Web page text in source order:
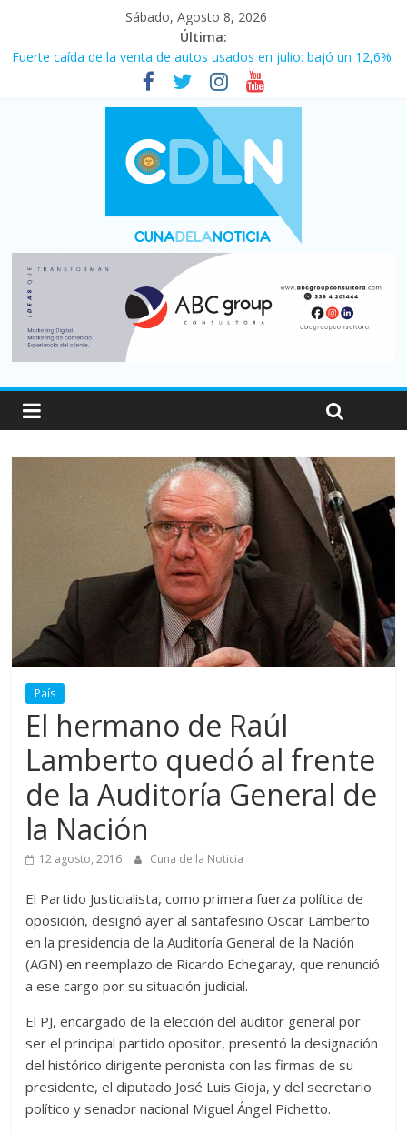
Sábado, Agosto 8, 2026
Última:
Fuerte caída de la venta de autos usados en julio: bajó un 12,6%
Central venció 1 a 0 al River de Coudet en el Monumental
La morosidad alcanzó su nivel más alto en dos décadas y ya
afecta a 400 mil deudores en Santa Fe
Desde que asumió Milei cerraron 41.000 kioscos: el sector
denuncia crisis como en 2001
Vacaciones de invierno con más movimiento y consumo
turístico: 4,6 millones de personas viajaron por el país, un 5,9%
País
El hermano de Raúl
Lamberto quedó al frente
de la Auditoría General de
la Nación
12 agosto, 2016 Cuna de la Noticia
El Partido Justicialista, como primera fuerza política de
oposición, designó ayer al santafesino Oscar Lamberto
en la presidencia de la Auditoría General de la Nación
(AGN) en reemplazo de Ricardo Echegaray, que renunció
a ese cargo por su situación judicial.
El PJ, encargado de la elección del auditor general por
ser el principal partido opositor, presentó la designación
del histórico dirigente peronista con las firmas de su
presidente, el diputado José Luis Gioja, y del secretario
político y senador nacional Miguel Ángel Pichetto.